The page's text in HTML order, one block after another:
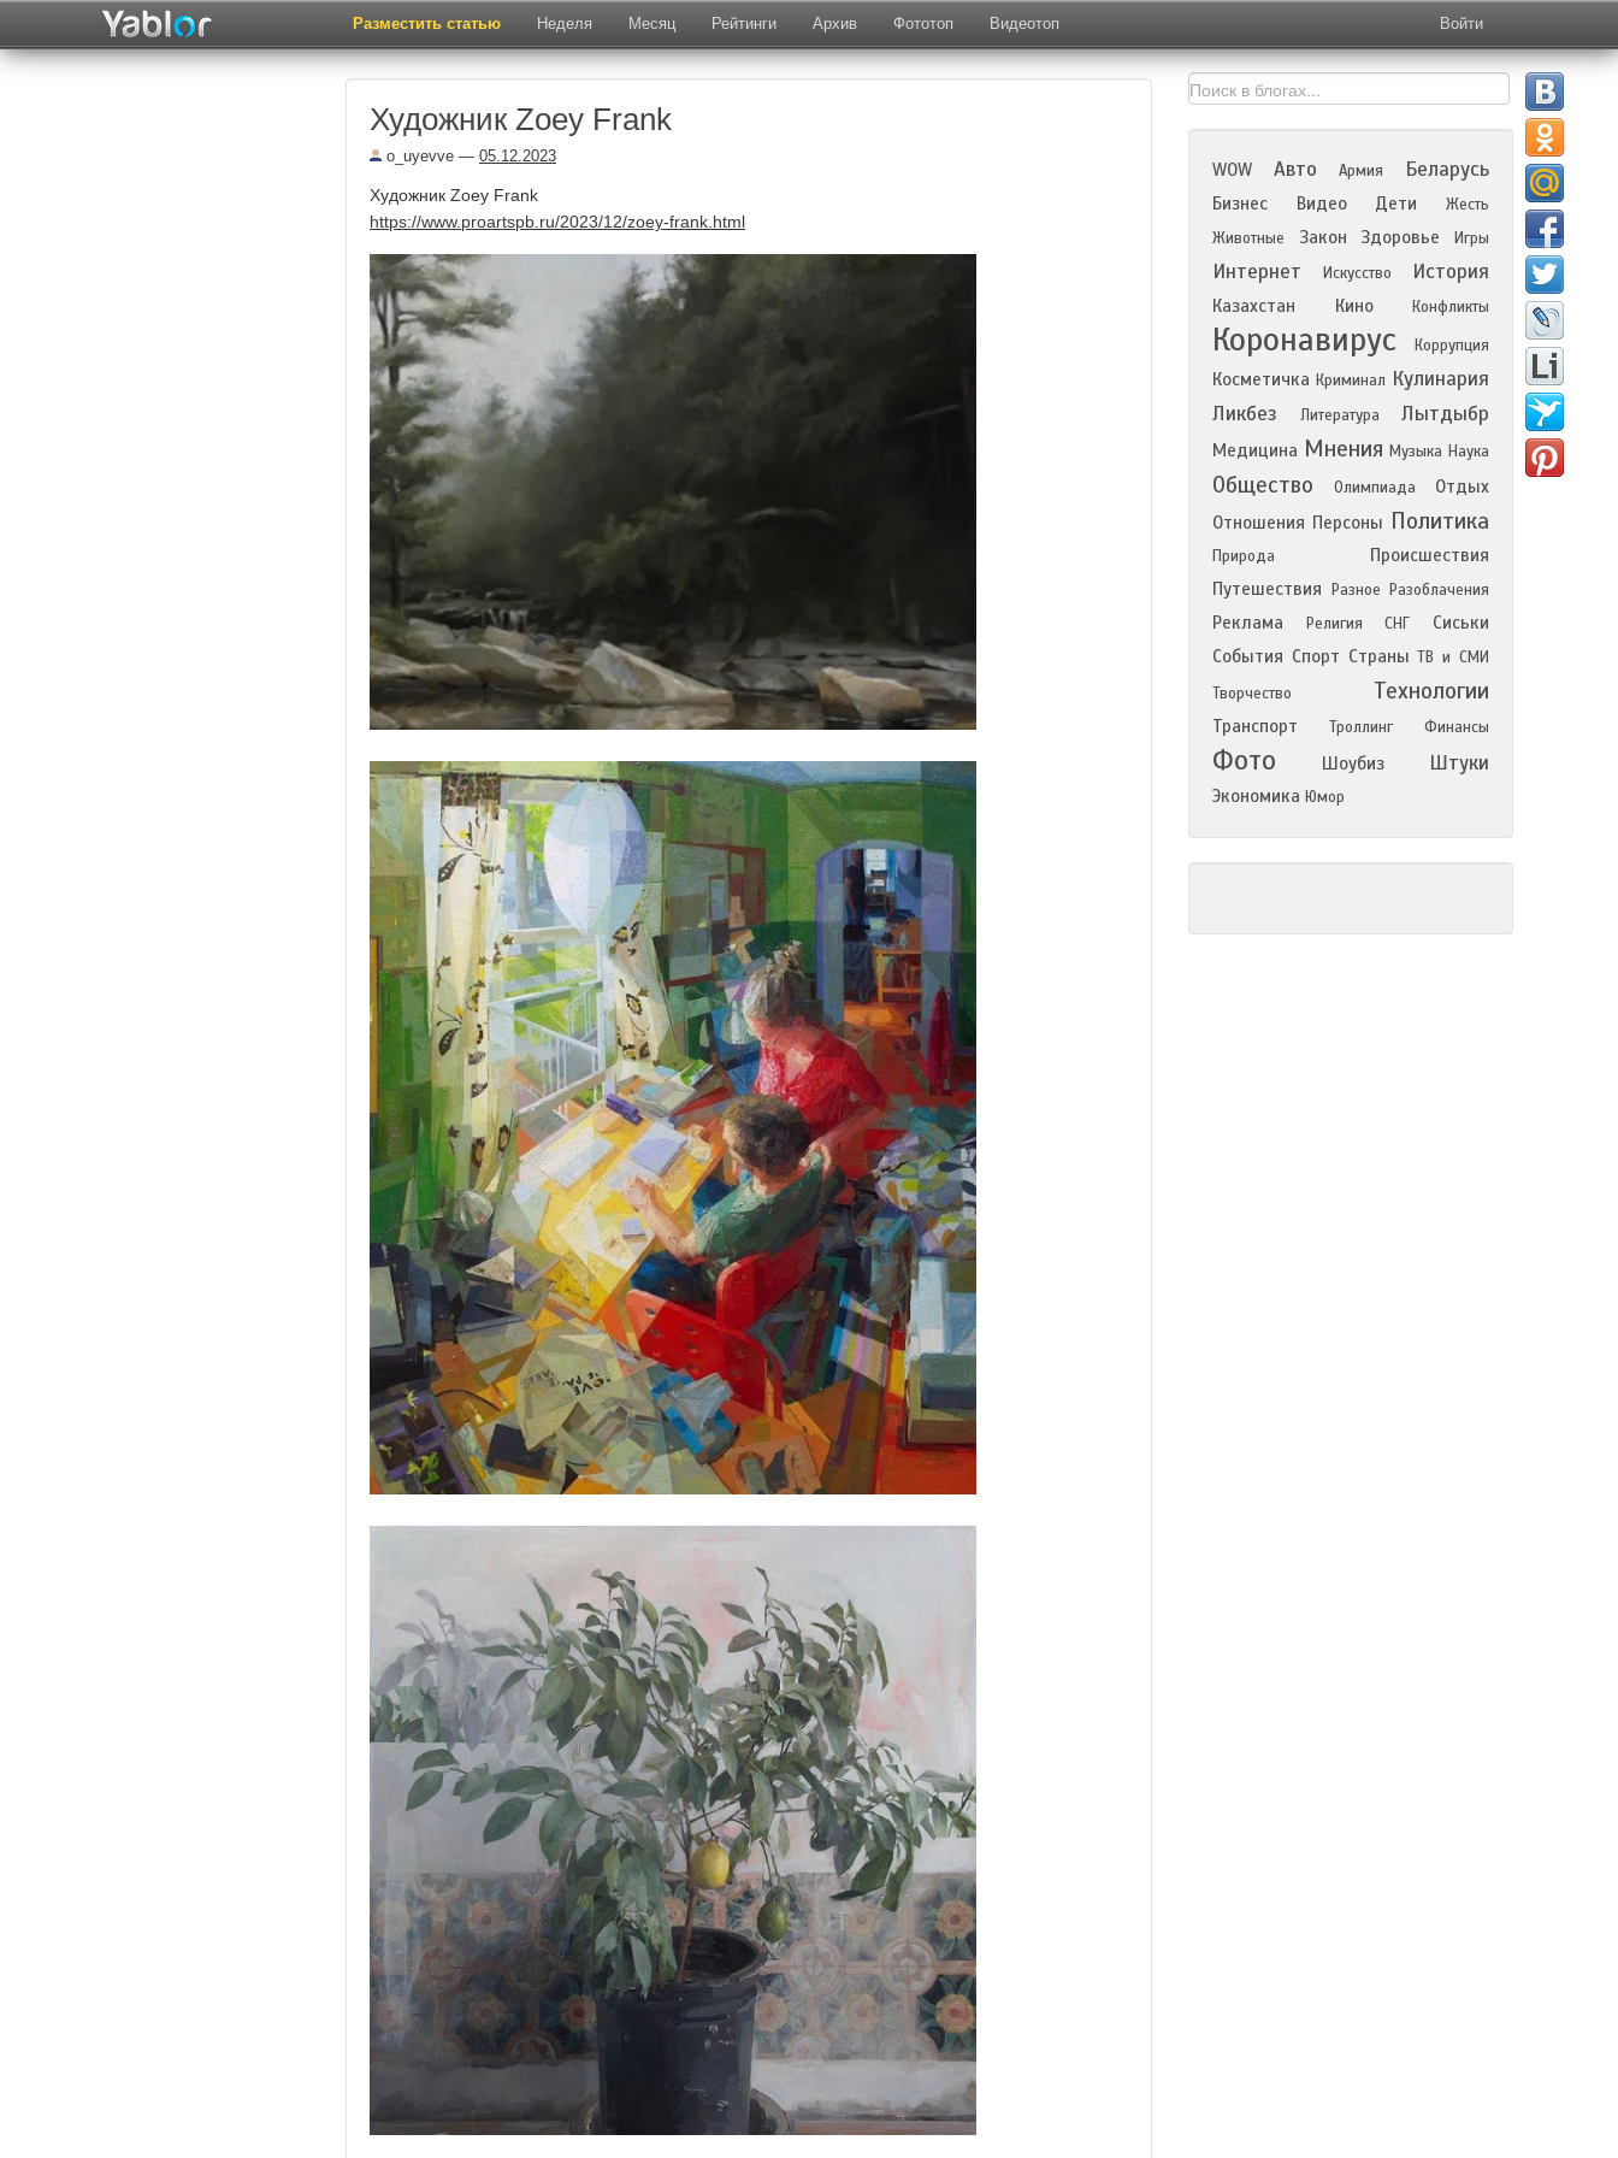
Разместить статью Неделя Месяц Рейтинги Архив Фототоп Видеотоп Войти
Художник Zoey Frank
o_uyevve — 05.12.2023
Художник Zoey Frank
https://www.proartspb.ru/2023/12/zoey-frank.html
WOW Авто Армия Беларусь
Бизнес Видео Дети
Жесть
Животные
Закон Здоровье Игры
Интернет Искусство История
Казахстан Кино Конфликты
Коронавирус Коррупция
Косметичка Криминал Кулинария
Ликбез
Литература Лытдыбр
Медицина Мнения Музыка Наука
Общество Олимпиада
Отдых
Отношения Персоны Политика
Природа
Происшествия
Путешествия
Разное Разоблачения
Реклама Религия СНГ
Сиськи
События Спорт Страны ТВ и СМИ
Творчество
Технологии
Транспорт Троллинг Финансы
Фото Шоубиз Штуки
Экономика Юмор